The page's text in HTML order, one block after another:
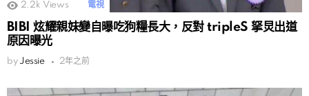
2.2k Views 電視
BIBI 炫耀親妹變自曝吃狗糧長大，反對 tripleS 拏炅出道
原因曝光
by Jessie 2年之前